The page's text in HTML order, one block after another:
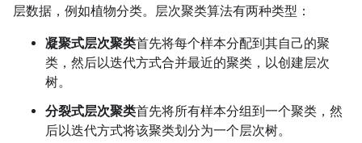
层数据，例如植物分类。层次聚类算法有两种类型：
凝聚式层次聚类首先将每个样本分配到其自己的聚
类，然后以迭代方式合并最近的聚类，以创建层次
树。
分裂式层次聚类首先将所有样本分组到一个聚类，然
后以迭代方式将该聚类划分为一个层次树。